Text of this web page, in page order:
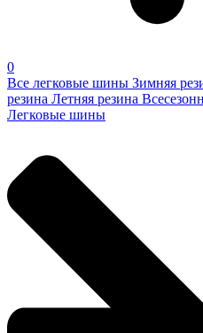
0
Все легковые шины Зимняя
резина Летняя резина
Легковые шины